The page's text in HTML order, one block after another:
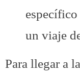
un viaje
Para llegar a